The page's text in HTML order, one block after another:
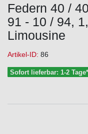
Federn 40 /
91 - 10 / 94,
Limousine
Artikel-ID: 86
Sofort lieferbar: 1-2 Tage*